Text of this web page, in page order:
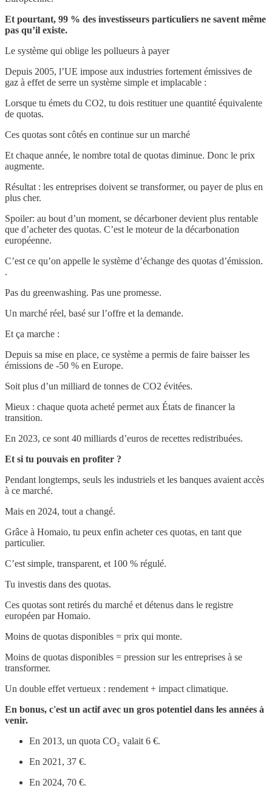
Et pourtant, 99 % des investisseurs particuliers ne savent même
pas qu’il existe.
Le système qui oblige les pollueurs à payer
Depuis 2005, l’UE impose aux industries fortement émissives de
gaz à effet de serre un système simple et implacable :
Lorsque tu émets du CO2, tu dois restituer une quantité équivalente
de quotas.
Ces quotas sont côtés en continue sur un marché
Et chaque année, le nombre total de quotas diminue. Donc le prix
augmente.
Résultat : les entreprises doivent se transformer, ou payer de plus en
plus cher.
Spoiler: au bout d’un moment, se décarboner devient plus rentable
que d’acheter des quotas. C’est le moteur de la décarbonation
européenne.
C’est ce qu’on appelle le système d’échange des quotas d’émission.
.
Pas du greenwashing. Pas une promesse.
Un marché réel, basé sur l’offre et la demande.
Et ça marche :
Depuis sa mise en place, ce système a permis de faire baisser les
émissions de -50 % en Europe.
Soit plus d’un milliard de tonnes de CO2 évitées.
Mieux : chaque quota acheté permet aux États de financer la
transition.
En 2023, ce sont 40 milliards d’euros de recettes redistribuées.
Et si tu pouvais en profiter ?
Pendant longtemps, seuls les industriels et les banques avaient accès
à ce marché.
Mais en 2024, tout a changé.
Grâce à Homaio, tu peux enfin acheter ces quotas, en tant que
particulier.
C’est simple, transparent, et 100 % régulé.
Tu investis dans des quotas.
Ces quotas sont retirés du marché et détenus dans le registre
européen par Homaio.
Moins de quotas disponibles = prix qui monte.
Moins de quotas disponibles = pression sur les entreprises à se
transformer.
Un double effet vertueux : rendement + impact climatique.
En bonus, c'est un actif avec un gros potentiel dans les années à
venir.
En 2013, un quota CO₂ valait 6 €.
En 2021, 37 €.
En 2024, 70 €.